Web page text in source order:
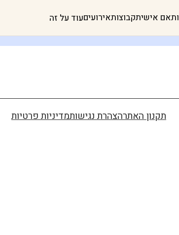
אישיתקבוצותאירועיםעוד על זה
תקנון האתרהצהרת נגישותמדיניות פרטיות